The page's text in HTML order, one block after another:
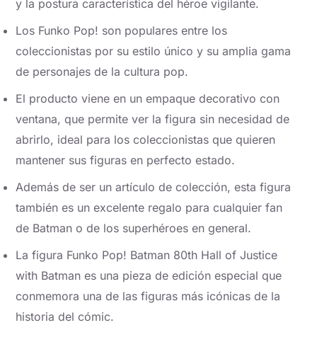
y la postura característica del héroe vigilante.
Los Funko Pop! son populares entre los
coleccionistas por su estilo único y su amplia gama
de personajes de la cultura pop.
El producto viene en un empaque decorativo con
ventana, que permite ver la figura sin necesidad de
abrirlo, ideal para los coleccionistas que quieren
mantener sus figuras en perfecto estado.
Además de ser un artículo de colección, esta figura
también es un excelente regalo para cualquier fan
de Batman o de los superhéroes en general.
La figura Funko Pop! Batman 80th Hall of Justice
with Batman es una pieza de edición especial que
conmemora una de las figuras más icónicas de la
historia del cómic.